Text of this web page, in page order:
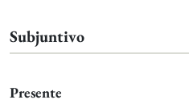
Subjuntivo
Presente